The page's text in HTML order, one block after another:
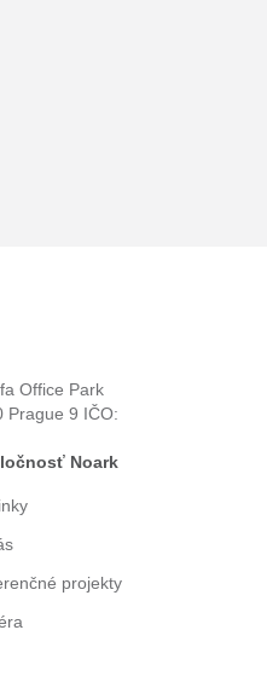
Zagreb
Osijek
Office Park
Prague 9 IČO:
Noark
projekty